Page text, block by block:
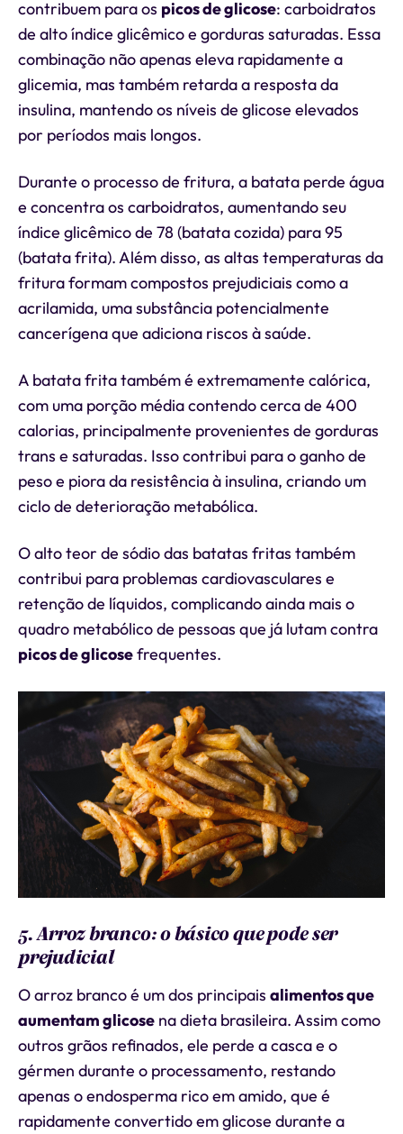
contribuem para os picos de glicose: carboidratos
de alto índice glicêmico e gorduras saturadas. Essa
combinação não apenas eleva rapidamente a
glicemia, mas também retarda a resposta da
insulina, mantendo os níveis de glicose elevados
por períodos mais longos.
Durante o processo de fritura, a batata perde água
e concentra os carboidratos, aumentando seu
índice glicêmico de 78 (batata cozida) para 95
(batata frita). Além disso, as altas temperaturas da
fritura formam compostos prejudiciais como a
acrilamida, uma substância potencialmente
cancerígena que adiciona riscos à saúde.
A batata frita também é extremamente calórica,
com uma porção média contendo cerca de 400
calorias, principalmente provenientes de gorduras
trans e saturadas. Isso contribui para o ganho de
peso e piora da resistência à insulina, criando um
ciclo de deterioração metabólica.
O alto teor de sódio das batatas fritas também
contribui para problemas cardiovasculares e
retenção de líquidos, complicando ainda mais o
quadro metabólico de pessoas que já lutam contra
picos de glicosefrequentes.
5. Arroz branco: o básico que pode ser
prejudicial
O arroz branco é um dos principais alimentos que
aumentam glicose na dieta brasileira. Assim como
outros grãos refinados, ele perde a casca e o
gérmen durante o processamento, restando
apenas o endosperma rico em amido, que é
rapidamente convertido em glicose durante a